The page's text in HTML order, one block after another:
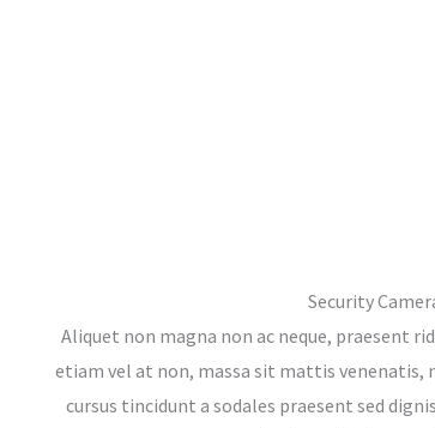
Security
Aliquet non magna non ac neque, praesent
etiam vel at non, massa sit mattis venenatis,
cursus tincidunt a sodales praesent sed